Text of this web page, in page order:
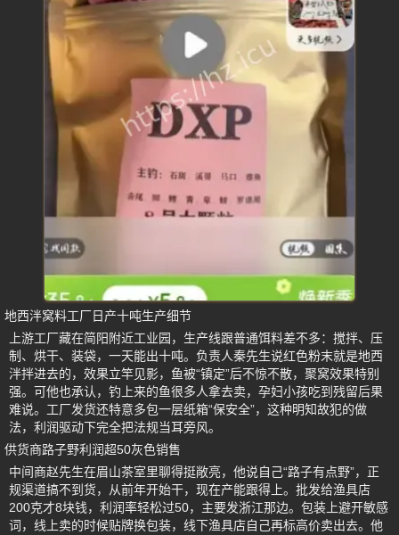
地西泮窝料工厂日产十吨生产细节
上游工厂藏在简阳附近工业园，生产线跟普通饵料差不多：搅拌、压
制、烘干、装袋，一天能出十吨。负责人秦先生说红色粉末就是地西
泮拌进去的，效果立竿见影，鱼被“镇定”后不惊不散，聚窝效果特别
强。可他也承认，钓上来的鱼很多人拿去卖，孕妇小孩吃到残留后果
难说。工厂发货还特意多包一层纸箱“保安全”，这种明知故犯的做
法，利润驱动下完全把法规当耳旁风。
供货商路子野利润超50灰色销售
中间商赵先生在眉山茶室里聊得挺敞亮，他说自己“路子有点野”，正
规渠道搞不到货，从前年开始干，现在产能跟得上。批发给渔具店
200克才8块钱，利润率轻松过50，主要发浙江那边。包装上避开敏感
词，线上卖的时候贴牌换包装，线下渔具店自己再标高价卖出去。他